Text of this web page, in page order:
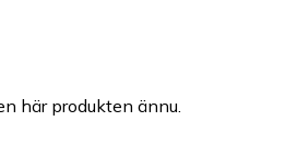
här produkten ännu.